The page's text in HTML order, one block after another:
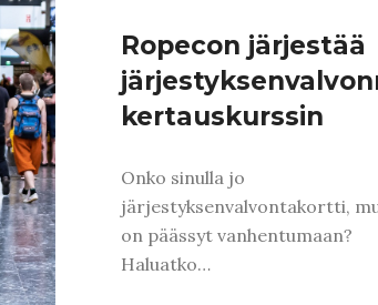
Ropecon järjestää
kertauskurssin
Onko sinulla jo
järjestyksenvalvontakortti,
on päässyt vanhentumaan?
Haluatko…